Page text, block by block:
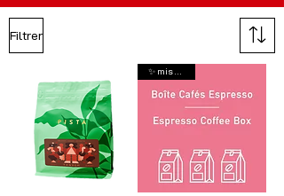
Filtrer